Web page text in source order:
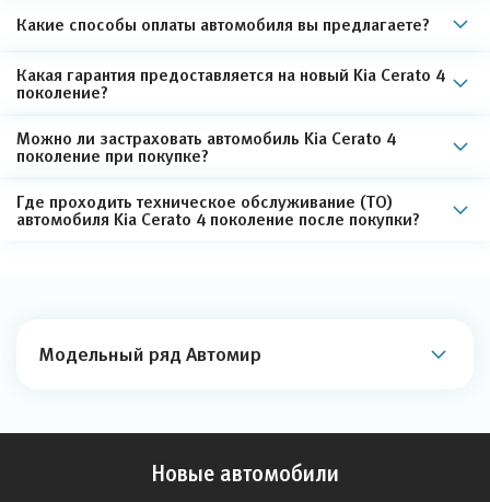
Какие способы оплаты автомобиля вы предлагаете?
Какая гарантия предоставляется на новый Kia Cerato 4
поколение?
Можно ли застраховать автомобиль Kia Cerato 4
поколение при покупке?
Где проходить техническое обслуживание (ТО)
автомобиля Kia Cerato 4 поколение после покупки?
Модельный ряд Автомир
Новые автомобили